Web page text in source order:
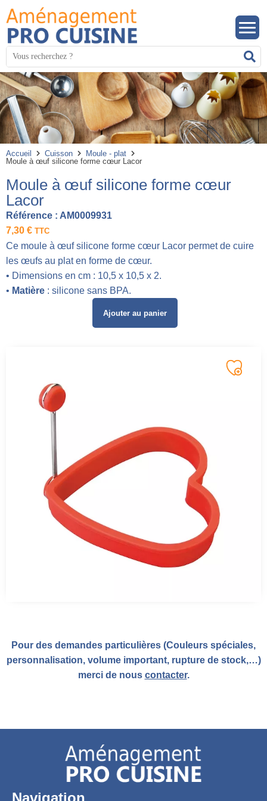
Mots
clés
:
Accueil Cuisson
Moule - plat
Moule à œuf silicone forme cœur Lacor
Moule à œuf silicone forme cœur
Lacor
Référence : AM0009931
7,30 € TTC
Ce moule à œuf silicone forme cœur Lacor permet de cuire
les œufs au plat en forme de cœur.
• Dimensions en cm : 10,5 x 10,5 x 2.
• Matière : silicone sans BPA.
Ajouter au panier
Pour des demandes particulières (Couleurs spéciales,
personnalisation, volume important, rupture de stock,…)
merci de nous contacter.
Navigation
Panneau de gestion des cookies